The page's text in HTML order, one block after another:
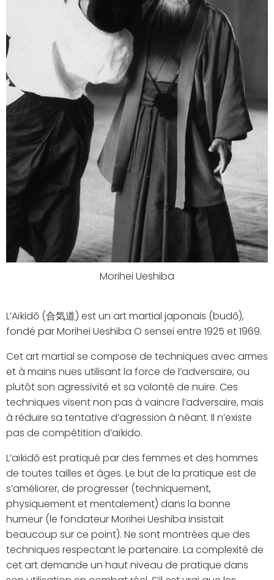
Morihei Ueshiba
L’Aïkidō (合気道) est un art martial japonais (budō),
fondé par Morihei Ueshiba O sensei entre 1925 et 1969.
Cet art martial se compose de techniques avec armes
et à mains nues utilisant la force de l’adversaire, ou
plutôt son agressivité et sa volonté de nuire. Ces
techniques visent non pas à vaincre l’adversaire, mais
à réduire sa tentative d’agression à néant. Il n’existe
pas de compétition d’aïkido.
L’aïkidō est pratiqué par des femmes et des hommes
de toutes tailles et âges. Le but de la pratique est de
s’améliorer, de progresser (techniquement,
physiquement et mentalement) dans la bonne
humeur (le fondateur Morihei Ueshiba insistait
beaucoup sur ce point). Ne sont montrées que des
techniques respectant le partenaire. La complexité de
cet art demande un haut niveau de pratique dans